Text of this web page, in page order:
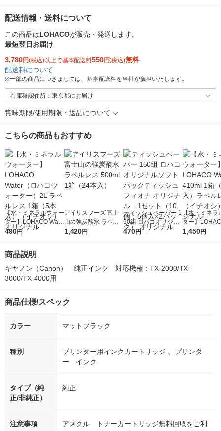
配送情報・送料について
この商品はLOHACOが販売・発送します。
最短翌日お届け
3,780円(税込)以上で基本配送料550円(税込)無料
配送料について
※一部の商品につきましては、基本配送料を当社が負担いたします。
在庫確認住所：東京都にお届け
賞味期限/使用期限・返品について
こちらの商品もおすすめ
【水・ミネラルウォー
ター】LOHACO Wate
r（ロハコウォータ
シ） オリジナル
490円
アイリスフーズ 富士
山の強炭酸水 ラベル
レス 500ml 1箱（24
1,420円
ティッシュペーパー 1
50組 ロハコオリジナ
ルソフトパックティッ
オリジナル
470円
【水・ミネラ
ター】
r 410ml 1箱（
1,450円
商品説明
キヤノン（Canon）　純正インク　対応機種：TX-2000/TX-
3000/TX-4000用
商品仕様/スペック
カラー マットブラック
種別
プリンター用インクカートリッジ 、プリンタ
ー インク
タイプ（純
正/非純正）
純正
注意事項
アスクル トナーカートリッジ無料回収をご利